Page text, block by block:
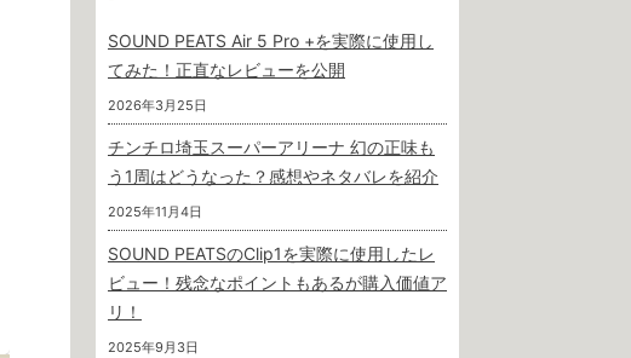
SOUND PEATS Air 5 Pro +を実際に使用し
てみた！正直なレビューを公開
2026年3月25日
チンチロ埼玉スーパーアリーナ 幻の正味も
う1周はどうなった？感想やネタバレを紹介
2025年11月4日
SOUND PEATSのClip1を実際に使用したレ
ビュー！残念なポイントもあるが購入価値ア
リ！
2025年9月3日